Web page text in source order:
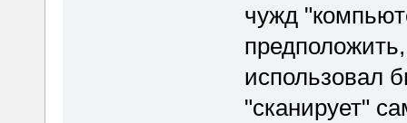
чужд
использовал
"сканирует"